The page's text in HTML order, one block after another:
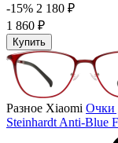
-15% 2 180 ₽
1 860 ₽
Купить
Разное Xiaomi Очки
Steinhardt Anti-Blue